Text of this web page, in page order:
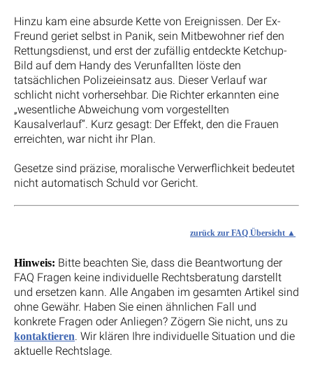
Hinzu kam eine absurde Kette von Ereignissen. Der Ex-
Freund geriet selbst in Panik, sein Mitbewohner rief den
Rettungsdienst, und erst der zufällig entdeckte Ketchup-
Bild auf dem Handy des Verunfallten löste den
tatsächlichen Polizeieinsatz aus. Dieser Verlauf war
schlicht nicht vorhersehbar. Die Richter erkannten eine
„wesentliche Abweichung vom vorgestellten
Kausalverlauf“. Kurz gesagt: Der Effekt, den die Frauen
erreichten, war nicht ihr Plan.
Gesetze sind präzise, moralische Verwerflichkeit bedeutet
nicht automatisch Schuld vor Gericht.
zurück zur FAQ Übersicht
Hinweis: Bitte beachten Sie, dass die Beantwortung der
FAQ Fragen keine individuelle Rechtsberatung darstellt
und ersetzen kann. Alle Angaben im gesamten Artikel sind
ohne Gewähr. Haben Sie einen ähnlichen Fall und
konkrete Fragen oder Anliegen? Zögern Sie nicht, uns zu
kontaktieren. Wir klären Ihre individuelle Situation und die
aktuelle Rechtslage.